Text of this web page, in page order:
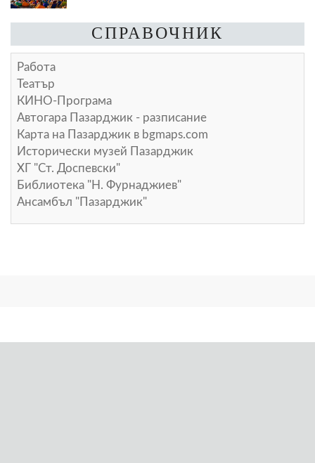
СПРАВОЧНИК
Работа
Театър
КИНО-Програма
Автогара Пазарджик - разписание
Карта на Пазарджик в bgmaps.com
Исторически музей Пазарджик
ХГ "Ст. Доспевски"
Библиотека "Н. Фурнаджиев"
Ансамбъл "Пазарджик"